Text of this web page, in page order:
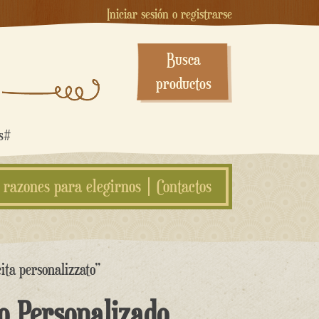
Iniciar sesión o registrarse
Busca
productos
razones para elegirnos Contactos
personalizzato”